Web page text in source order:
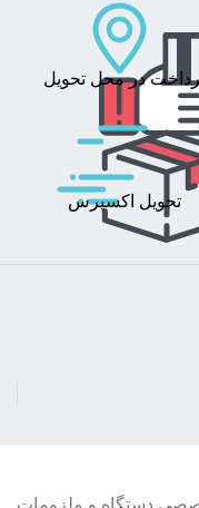
در محل تحویل
تحویل اکسپرس
دستگاه و ملزومات